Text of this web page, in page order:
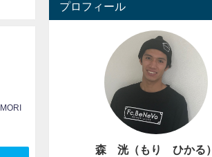
プロフィール
森 洸（もり ひかる）